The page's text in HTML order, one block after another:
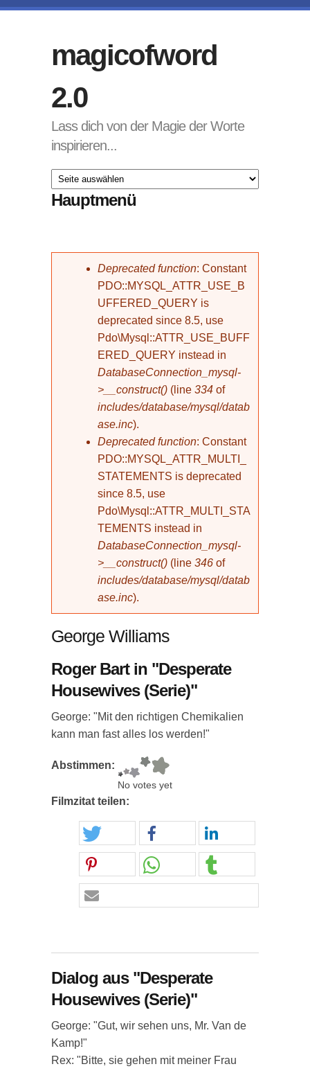
magicofword
2.0
Lass dich von der Magie der Worte
inspirieren...
Hauptmenü
Fehlermeldung
Deprecated function: Constant
PDO::MYSQL_ATTR_USE_B
UFFERED_QUERY is
deprecated since 8.5, use
Pdo\Mysql::ATTR_USE_BUFF
ERED_QUERY instead in
DatabaseConnection_mysql-
>__construct() (line 334 of
includes/database/mysql/datab
ase.inc).
Deprecated function: Constant
PDO::MYSQL_ATTR_MULTI_
STATEMENTS is deprecated
since 8.5, use
Pdo\Mysql::ATTR_MULTI_STA
TEMENTS instead in
DatabaseConnection_mysql-
>__construct() (line 346 of
includes/database/mysql/datab
ase.inc).
George Williams
Roger Bart in "Desperate
Housewives (Serie)"
George: "Mit den richtigen Chemikalien
kann man fast alles los werden!"
Abstimmen:
No votes yet
Filmzitat teilen:
Dialog aus "Desperate
Housewives (Serie)"
George: "Gut, wir sehen uns, Mr. Van de
Kamp!"
Rex: "Bitte, sie gehen mit meiner Frau